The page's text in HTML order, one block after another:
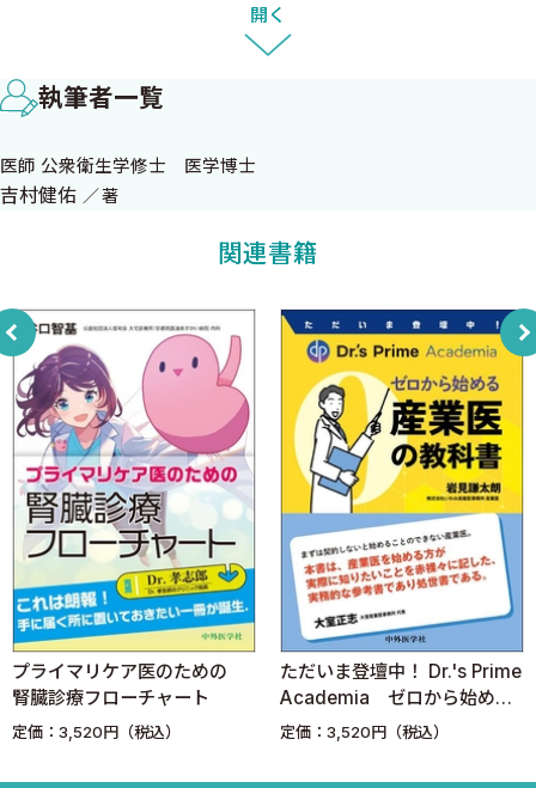
7 経営の裁量は院長にあり─「お願いベース」の患者受け入れ
8 課題は「上流」への視線と教訓：「水際対策」と「ワクチン
啓発」へ進む必然性
2 成田空港検疫所での水際対策 編
1 成田空港検疫所へ支援に行った経緯
2 医師不足の実態：国は検疫の医師を増やせない！？
3 新型コロナ禍での検疫官の業務
4 そもそも検疫法・検疫感染症・検疫所って何だろう? 何が
できるのか？
5 平時における空港検疫業務
6 仲間の医師が集まる：希望が出てきた
7 長期戦になっている検疫現場には「産業医」も必要だった
8 自治体と検疫所の対話：千葉県の医療資源を「検疫所」が食
う？
9 検疫官になるには？ 採用とキャリアを考える
10 千葉亥鼻診療所の開設と「陽性者ホテル」の医療体制の整
備
11 「陽性者ホテル」の管理の具体的な業務と戸惑い
12 ホテル管理でのクレーム、疲弊、職員のコロナ感染
13 「陽性者ホテル」には精神科医も必要だった：具体的なケ
開く
執筆者一覧
医師 公衆衛生学修士 医学博士
吉村健佑 著
関連書籍
プライマリケア医のための
腎臓診療フローチャート
定価：3,520円（税込）
ただいま登壇中！ Dr.'s Prime
Academia ゼロから始める
産業医の教科書
定価：3,520円（税込）